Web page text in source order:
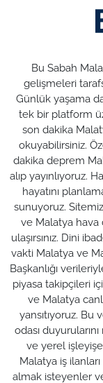
Bu Sabah
gelişmeleri
Günlük yaşama
tek bir platform
son dakika
okuyabilirsiniz.
dakika deprem
alıp yayınlıyoruz.
hayatını
sunuyoruz.
ve Malatya
ulaşırsınız. Dini
vakti Malatya ve
Başkanlığı
piyasa takipçileri
ve Malatya
yansıtıyoruz.
odası
ve yerel işleyişe
Malatya iş
almak isteyenler